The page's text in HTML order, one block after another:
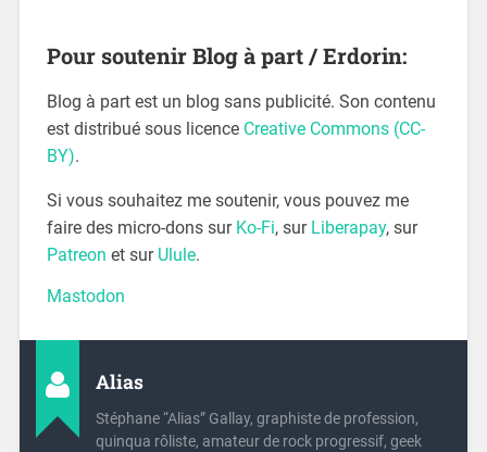
Pour soutenir Blog à part / Erdorin:
Blog à part est un blog sans publicité. Son contenu
est distribué sous licence Creative Commons (CC-
BY).
Si vous souhaitez me soutenir, vous pouvez me
faire des micro-dons sur Ko-Fi, sur Liberapay, sur
Patreon et sur Ulule.
Mastodon
Alias
Stéphane “Alias” Gallay, graphiste de profession,
quinqua rôliste, amateur de rock progressif, geek